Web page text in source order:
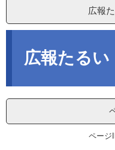
広報
広報たるい
ページ